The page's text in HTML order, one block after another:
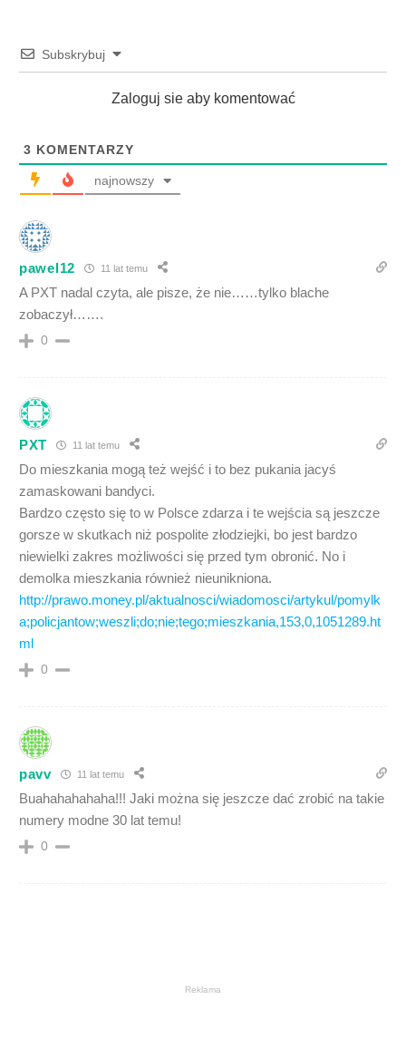
Subskrybuj
Zaloguj sie aby komentować
3 KOMENTARZY
najnowszy
pawel12 11 lat temu
A PXT nadal czyta, ale pisze, że nie……tylko blache
zobaczył…….
0
PXT 11 lat temu
Do mieszkania mogą też wejść i to bez pukania jacyś
zamaskowani bandyci.
Bardzo często się to w Polsce zdarza i te wejścia są jeszcze
gorsze w skutkach niż pospolite złodziejki, bo jest bardzo
niewielki zakres możliwości się przed tym obronić. No i
demolka mieszkania również nieunikniona.
http://prawo.money.pl/aktualnosci/wiadomosci/artykul/pomylk
a;policjantow;weszli;do;nie;tego;mieszkania,153,0,1051289.ht
ml
0
pavv 11 lat temu
Buahahahahaha!!! Jaki można się jeszcze dać zrobić na takie
numery modne 30 lat temu!
0
Reklama